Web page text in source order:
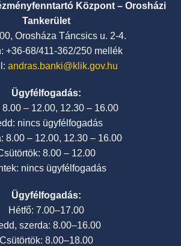
Központ – Orosházi
Tankerület
Orosháza Táncsics u. 2-4.
+36-68/411-362/250 mellék
andras.banki@klik.gov.hu
Ügyfélfogadás:
8.00 – 12.00, 12.30 – 16.00
nincs ügyfélfogadás
8.00 – 12.00, 12.30 – 16.00
8.00 – 12.00
nincs ügyfélfogadás
Ügyfélfogadás:
Hétfő: 7.00–17.00
szerda: 8.00–16.00
Csütörtök: 8.00–18.00